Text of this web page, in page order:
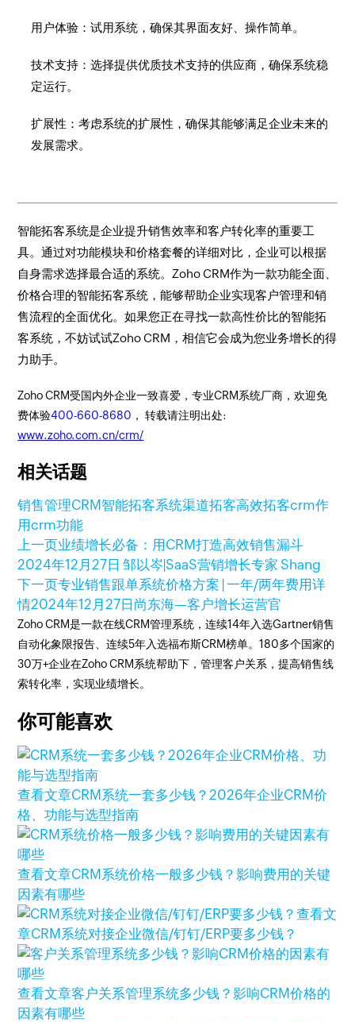
用户体验：试用系统，确保其界面友好、操作简单。
技术支持：选择提供优质技术支持的供应商，确保系统稳
定运行。
扩展性：考虑系统的扩展性，确保其能够满足企业未来的
发展需求。
智能拓客系统是企业提升销售效率和客户转化率的重要工
具。通过对功能模块和价格套餐的详细对比，企业可以根据
自身需求选择最合适的系统。Zoho CRM作为一款功能全面、
价格合理的智能拓客系统，能够帮助企业实现客户管理和销
售流程的全面优化。如果您正在寻找一款高性价比的智能拓
客系统，不妨试试Zoho CRM，相信它会成为您业务增长的得
力助手。
Zoho CRM受国内外企业一致喜爱，专业CRM系统厂商，欢迎免
费体验400-660-8680 ， 转载请注明出处:
www.zoho.com.cn/crm/
相关话题
销售管理CRM智能拓客系统渠道拓客高效拓客crm作
用crm功能
上一页业绩增长必备：用CRM打造高效销售漏斗
2024年12月27日 邹以岑|SaaS营销增长专家 Shang
下一页专业销售跟单系统价格方案 | 一年/两年费用详
情2024年12月27日 尚东海—客户增长运营官
Zoho CRM是一款在线CRM管理系统，连续14年入选Gartner销售
自动化象限报告、连续5年入选福布斯CRM榜单。180多个国家的
30万+企业在Zoho CRM系统帮助下，管理客户关系，提高销售线
索转化率，实现业绩增长。
你可能喜欢
查看文章CRM系统一套多少钱？2026年企业CRM价
格、功能与选型指南
查看文章CRM系统价格一般多少钱？影响费用的关键
因素有哪些
查看文
章CRM系统对接企业微信/钉钉/ERP要多少钱？
查看文章客户关系管理系统多少钱？影响CRM价格的
因素有哪些